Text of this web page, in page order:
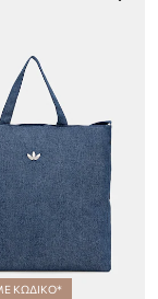
ΚΩΔΙΚΟ*